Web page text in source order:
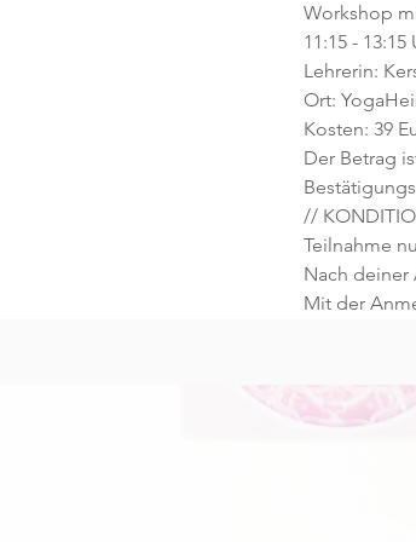
Workshop
11:15 -
Lehrerin:
Ort:
Kosten: 39
Der Betrag
//
Teilnahme
Nach deiner
Mit der